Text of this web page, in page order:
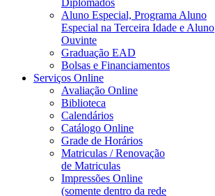
Diplomados
Aluno Especial, Programa Aluno
Especial na Terceira Idade e Aluno
Ouvinte
Graduação EAD
Bolsas e Financiamentos
Serviços Online
Avaliação Online
Biblioteca
Calendários
Catálogo Online
Grade de Horários
Matriculas / Renovação
de Matriculas
Impressões Online
(somente dentro da rede